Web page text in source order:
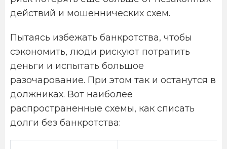
действий и мошеннических схем.
Пытаясь избежать банкротства, чтобы
сэкономить, люди рискуют потратить
деньги и испытать большое
разочарование. При этом так и останутся в
должниках. Вот наиболее
распространенные схемы, как списать
долги без банкротства: